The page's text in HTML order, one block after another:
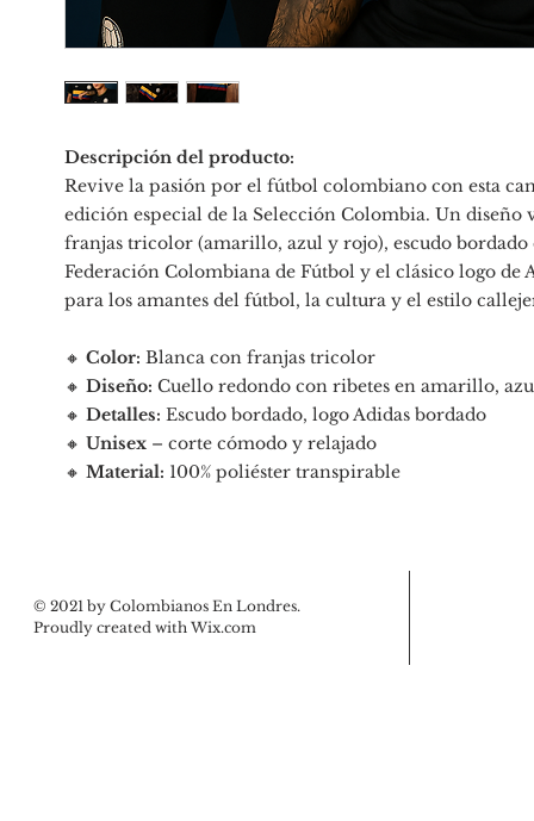
Descripción del producto:
Revive la pasión por el fútbol colombiano con esta
edición especial de la Selección Colombia. Un diseño
franjas tricolor (amarillo, azul y rojo), escudo bordado
Federación Colombiana de Fútbol y el clásico logo de
para los amantes del fútbol, la cultura y el estilo
🔸 Color: Blanca con franjas tricolor
🔸 Diseño: Cuello redondo con ribetes en amarillo,
🔸 Detalles: Escudo bordado, logo Adidas bordado
🔸 Unisex – corte cómodo y relajado
🔸 Material: 100% poliéster transpirable
© 2021 by Colombianos En Londres.
Proudly created with Wix.com